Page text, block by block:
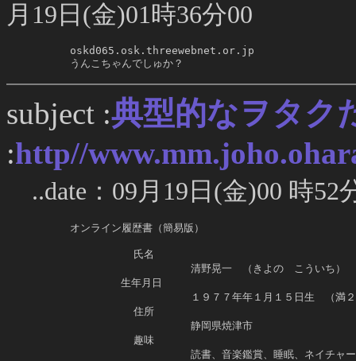
月19日(金)01時36分00
     oskd065.osk.threewebnet.or.jp
     うんこちゃんでしゅか？
subject :典型的なヲタク
:http//
..date：09月19日(金)00 時52
     オンライン履歴書（簡易版）
               氏名
                        清野晃一　（きよの　こういち）
             生年月日
１９７７年年１月１５日生　（満２
               住所
                        静岡県焼津市
               趣味
読書、音楽鑑賞、睡眠、ネイチャー